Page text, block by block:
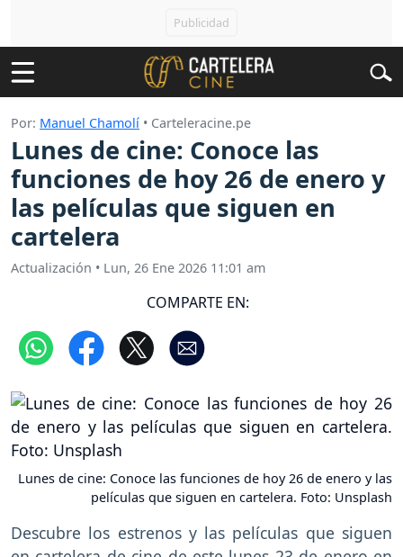
Por: Manuel Chamolí • Carteleracine.pe
Lunes de cine: Conoce las
funciones de hoy 26 de enero y
las películas que siguen en
cartelera
Actualización • Lun, 26 Ene 2026 11:01 am
COMPARTE EN:
Lunes de cine: Conoce las funciones de hoy 26 de enero y las
películas que siguen en cartelera. Foto: Unsplash
Descubre los estrenos y las películas que siguen